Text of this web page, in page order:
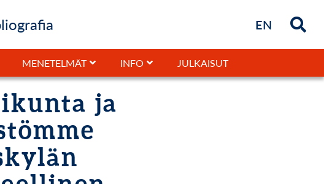
EN Briefly
MENETELMÄT INFO JULKAISUT
ja